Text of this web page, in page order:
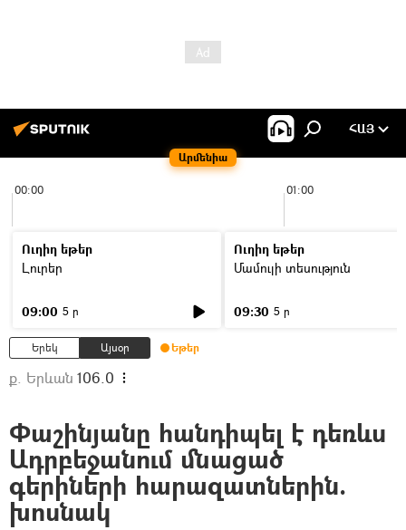
Արմենիա
ՀԱՅ
00:00 01:00
Ուղիղ եթեր
Լուրեր
09:00 5 ր
Ուղիղ եթեր
Մամուլի տեսություն
09:30 5 ր
Երեկ Այսօր Եթեր
ք. Երևան 106.0
Փաշինյանը հանդիպել է դեռևս
Ադրբեջանում մնացած
գերիների հարազատներին.
խոսնակ